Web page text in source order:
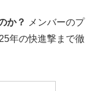
か？
メンバーのプ
年の快進撃まで徹